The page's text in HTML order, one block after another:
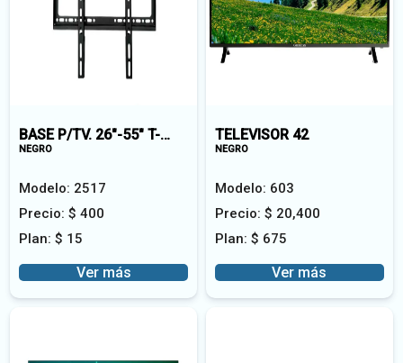
BASE P/TV. 26"-55" T-50 FIJA AMERICAN
NEGRO
Modelo: 2517
Precio:$ 400
Plan:$ 15
Ver más
TELEVISOR 42
NEGRO
Modelo: 603
Precio: $ 20,400
Plan: $ 675
Ver más